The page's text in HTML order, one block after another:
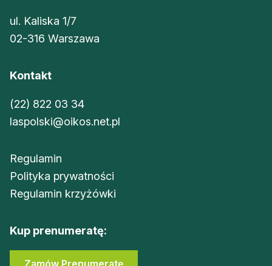
ul. Kaliska 1/7
02-316 Warszawa
Kontakt
(22) 822 03 34
laspolski@oikos.net.pl
Regulamin
Polityka prywatności
Regulamin krzyżówki
Kup prenumeratę:
Zamów Prenumeratę